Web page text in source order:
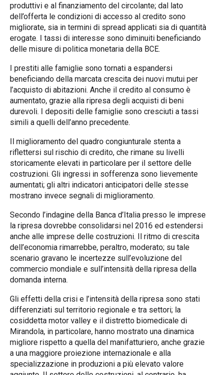
produttivi e al finanziamento del circolante; dal lato
dell’offerta le condizioni di accesso al credito sono
migliorate, sia in termini di spread applicati sia di quantità
erogate. I tassi di interesse sono diminuiti beneficiando
delle misure di politica monetaria della BCE.
I prestiti alle famiglie sono tornati a espandersi
beneficiando della marcata crescita dei nuovi mutui per
l’acquisto di abitazioni. Anche il credito al consumo è
aumentato, grazie alla ripresa degli acquisti di beni
durevoli. I depositi delle famiglie sono cresciuti a tassi
simili a quelli dell’anno precedente.
Il miglioramento del quadro congiunturale stenta a
riflettersi sul rischio di credito, che rimane su livelli
storicamente elevati in particolare per il settore delle
costruzioni. Gli ingressi in sofferenza sono lievemente
aumentati; gli altri indicatori anticipatori delle stesse
mostrano invece segnali di miglioramento.
Secondo l’indagine della Banca d’Italia presso le imprese
la ripresa dovrebbe consolidarsi nel 2016 ed estendersi
anche alle imprese delle costruzioni. Il ritmo di crescita
dell’economia rimarrebbe, peraltro, moderato; su tale
scenario gravano le incertezze sull’evoluzione del
commercio mondiale e sull’intensità della ripresa della
domanda interna.
Gli effetti della crisi e l’intensità della ripresa sono stati
differenziati sul territorio regionale e tra settori; la
cosiddetta motor valley e il distretto biomedicale di
Mirandola, in particolare, hanno mostrato una dinamica
migliore rispetto a quella del manifatturiero, anche grazie
a una maggiore proiezione internazionale e alla
specializzazione in produzioni a più elevato valore